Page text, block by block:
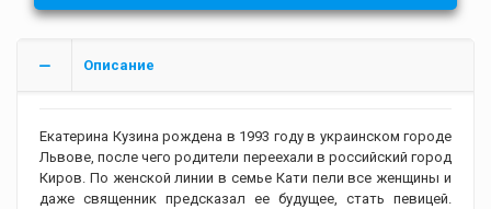
Описание
Екатерина Кузина рождена в 1993 году в украинском городе
Львове, после чего родители переехали в российский город
Киров. По женской линии в семье Кати пели все женщины и
даже священник предсказал ее будущее, стать певицей.